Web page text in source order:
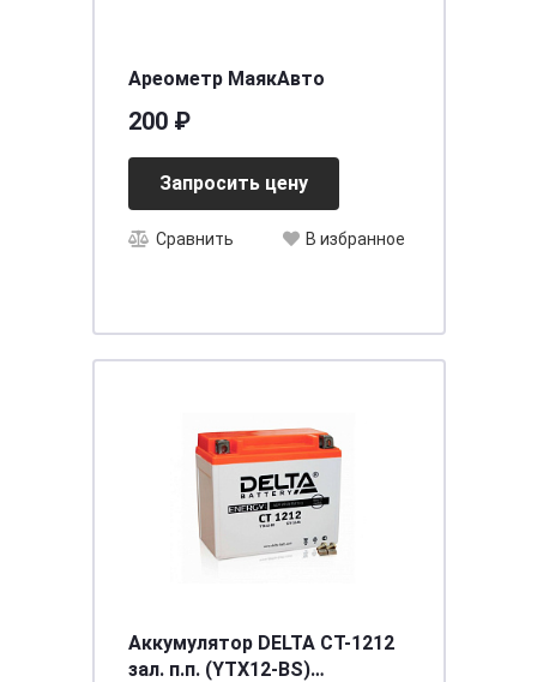
Ареометр МаякАвто
200 ₽
Запросить цену
Сравнить В избранное
Аккумулятор DELTA СТ-1212
зал. п.п. (YTX12-BS)